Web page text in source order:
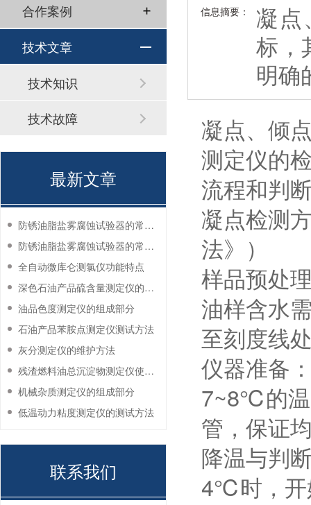
信息摘要：
凝点
标，
明确
凝点、倾
测定仪的
流程和判
凝点检测
法》）
样品预处
油样含水
至刻度线
仪器准备
7~8℃的温
管，保证
降温与判
4℃时，开
合作案例
技术文章
技术知识
技术故障
最新文章
防锈油脂盐雾腐蚀试验器的常见故障与解决方法
防锈油脂盐雾腐蚀试验器的常见故障与解决方法
全自动微库仑测氯仪功能特点
深色石油产品硫含量测定仪的工作环境要求
油品色度测定仪的组成部分
石油产品苯胺点测定仪测试方法
灰分测定仪的维护方法
残渣燃料油总沉淀物测定仪使用注意事项
机械杂质测定仪的组成部分
低温动力粘度测定仪的测试方法
联系我们